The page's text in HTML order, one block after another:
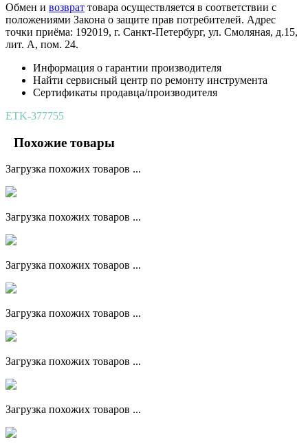
Обмен и возврат товара осуществляется в соответствии с
положениями Закона о защите прав потребителей. Адрес
точки приёма: 192019, г. Санкт-Петербург, ул. Смоляная, д.15,
лит. А, пом. 24.
Информация о гарантии производителя
Найти сервисный центр по ремонту инструмента
Сертификаты продавца/производителя
ETK-377755
Похожие товары
Загрузка похожих товаров ...
Загрузка похожих товаров ...
Загрузка похожих товаров ...
Загрузка похожих товаров ...
Загрузка похожих товаров ...
Загрузка похожих товаров ...